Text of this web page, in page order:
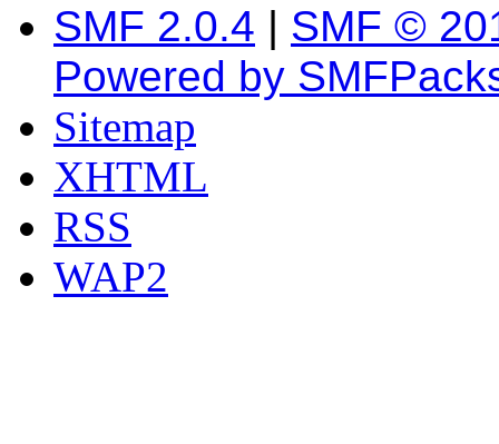
SMF 2.0.4 | SMF ©
Powered by
Sitemap
XHTML
RSS
WAP2